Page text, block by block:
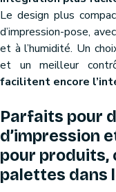
Le design plus
d’impression-pose,
et à l’humidité. Un
et un meilleur
facilitent encore
Parfaits pour
d’impression
pour produits,
palettes dans